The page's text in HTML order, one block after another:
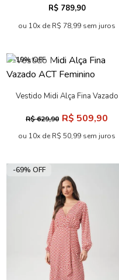
R$ 789,90
ou 10x de R$ 78,99 sem juros
-19% OFF
Vestido Midi Alça Fina Vazado
R$ 629,90 R$ 509,90
ou 10x de R$ 50,99 sem juros
-69% OFF